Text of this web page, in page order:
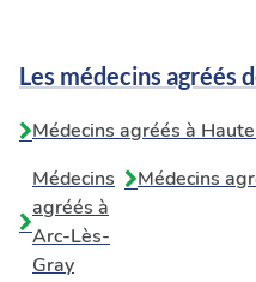
Les médecins agréés
Médecins agréés à
Médecins
agréés à
Arc-Lès-
Gray
Médecins